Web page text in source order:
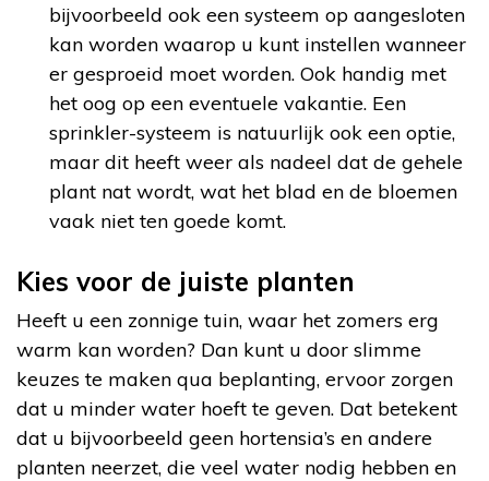
bijvoorbeeld ook een systeem op aangesloten
kan worden waarop u kunt instellen wanneer
er gesproeid moet worden. Ook handig met
het oog op een eventuele vakantie. Een
sprinkler-systeem is natuurlijk ook een optie,
maar dit heeft weer als nadeel dat de gehele
plant nat wordt, wat het blad en de bloemen
vaak niet ten goede komt.
Kies voor de juiste planten
Heeft u een zonnige tuin, waar het zomers erg
warm kan worden? Dan kunt u door slimme
keuzes te maken qua beplanting, ervoor zorgen
dat u minder water hoeft te geven. Dat betekent
dat u bijvoorbeeld geen hortensia’s en andere
planten neerzet, die veel water nodig hebben en